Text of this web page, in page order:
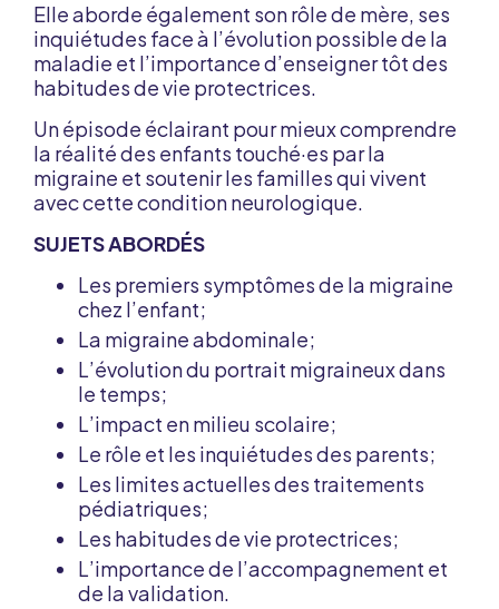
Elle aborde également son rôle de mère, ses
inquiétudes face à l’évolution possible de la
maladie et l’importance d’enseigner tôt des
habitudes de vie protectrices.
Un épisode éclairant pour mieux comprendre
la réalité des enfants touché·es par la
migraine et soutenir les familles qui vivent
avec cette condition neurologique.
SUJETS ABORDÉS
Les premiers symptômes de la migraine
chez l’enfant;
La migraine abdominale;
L’évolution du portrait migraineux dans
le temps;
L’impact en milieu scolaire;
Le rôle et les inquiétudes des parents;
Les limites actuelles des traitements
pédiatriques;
Les habitudes de vie protectrices;
L’importance de l’accompagnement et
de la validation.